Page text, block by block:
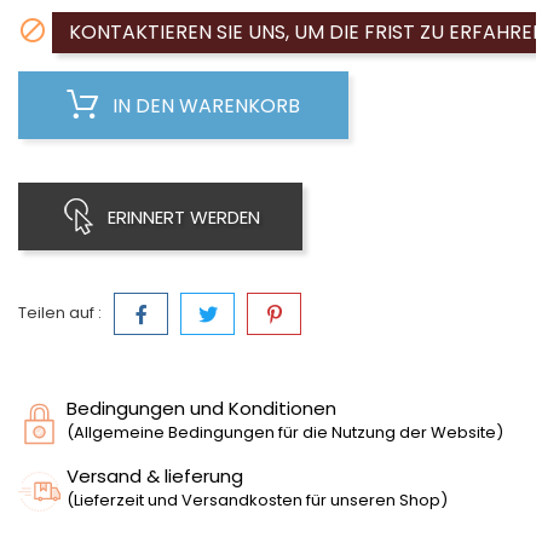
 KONTAKTIEREN SIE UNS, UM DIE FRIST ZU
IN DEN WARENKORB
ERINNERT WERDEN
Teilen auf :
Bedingungen und Konditionen
(Allgemeine Bedingungen für die Nutzung der Website)
Versand & lieferung
(Lieferzeit und Versandkosten für unseren Shop)